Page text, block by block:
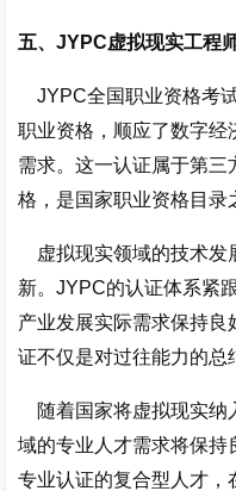
五、JYPC虚拟现实工程
JYPC全国职业资格考
职业资格，顺应了数字经
需求。这一认证属于第三
格，是国家职业资格目录
虚拟现实领域的技术发
新。JYPC的认证体系紧
产业发展实际需求保持良
证不仅是对过往能力的总
随着国家将虚拟现实纳
域的专业人才需求将保
专业认证的复合型人才，